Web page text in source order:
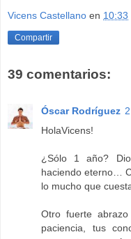
Vicens Castellano en 10:33
Compartir
39 comentarios:
Óscar Rodríguez
HolaVicens!
¿Sólo 1 año?
haciendo eterno…
lo mucho que
Otro fuerte
paciencia, tus